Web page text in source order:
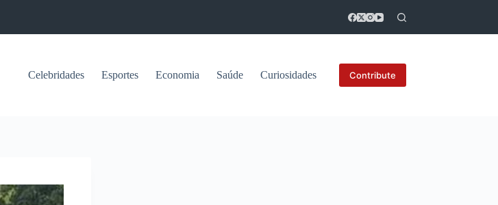
Celebridades Esportes Economia Saúde Curiosidades Contribute